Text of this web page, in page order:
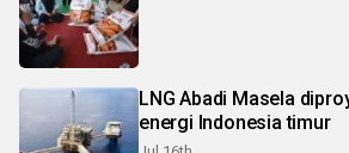
LNG Abadi Masela
energi Indonesia timur